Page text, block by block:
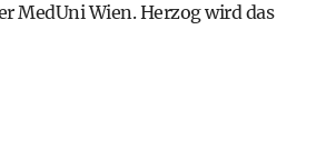
MedUni Wien. Herzog wird das